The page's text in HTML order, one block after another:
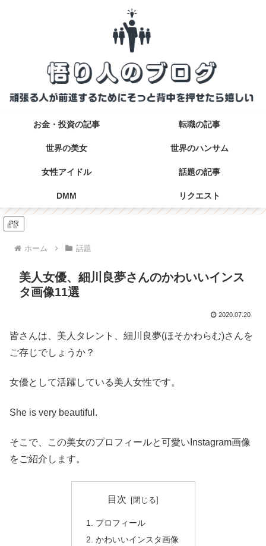
お金・投資の記事 転職の記事
世界の美女 世界のハンサム
女性アイドル 話題の記事
DMM リクエスト
PR
ホーム 話題
美人女優、細川良夢さんのかわいいインス
タ画像11選
2020.07.20
皆さんは、美人タレント、細川良夢(ほそかわらむ)さんを
ご存じでしょうか？
女優として活躍している美人女性です。
She is very beautiful.
そこで、この美女のプロフィールと可愛いInstagram画像
をご紹介します。
目次
プロフィール
かわいいインスタ画像